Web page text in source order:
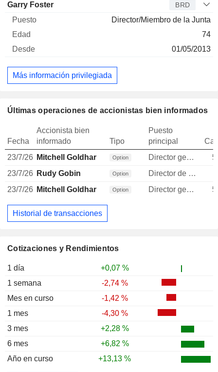
Cotizaciones y Rendimientos
1 día
+0,07 %
1 semana
-2,74 %
Mes en curso
-1,42 %
1 mes
-4,30 %
3 mes
+2,28 %
6 mes
+6,82 %
Año en curso
+13,13 %
Garry Foster BRD
Director/Miembro de la Junta
74
01/05/2013
Más información privilegiada
Últimas operaciones de accionistas bien informados
Fecha
Accionista bien
informado
Tipo
Puesto
principal
23/7/26 Mitchell Goldhar Option Director general
23/7/26 Rudy Gobin Option Director de inversiones
23/7/26 Mitchell Goldhar Option Director general
Historial de transacciones